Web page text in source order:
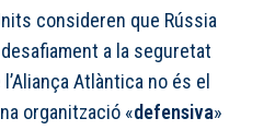
consideren que Rússia
a la seguretat
Atlàntica no és el
organització «defensiva»